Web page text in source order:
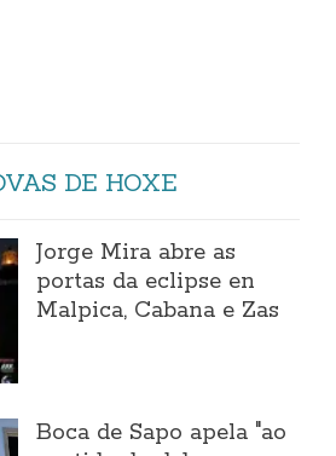
DE HOXE
Jorge Mira abre as
portas da eclipse en
Malpica, Cabana e Zas
Boca de Sapo apela "ao